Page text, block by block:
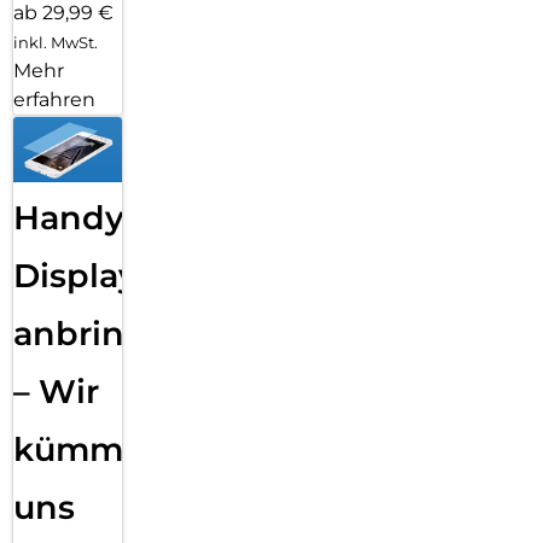
ab 29,99 €
inkl. MwSt.
Mehr
erfahren
Handy
Displayfolie
anbringen
– Wir
kümmern
uns